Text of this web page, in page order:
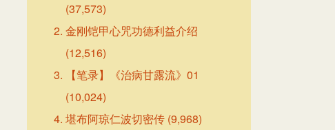
(37,573)
金刚铠甲心咒功德利益介绍
(12,516)
【笔录】《治病甘露流》01
(10,024)
堪布阿琼仁波切密传 (9,968)